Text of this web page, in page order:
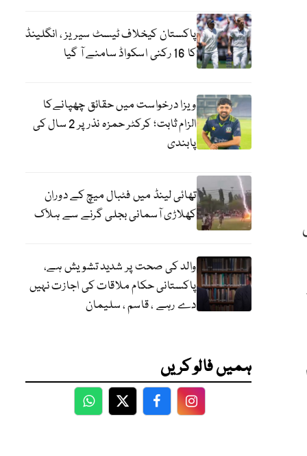
پاکستان کیخلاف ٹیسٹ سیریز ، انگلینڈ
کا 16 رکنی اسکواڈ سامنے آ گیا
ویزا درخواست میں حقائق چھپانےکا
الزام ثابت؛ کرکٹر حمزہ نذر پر 2 سال کی
پابندی
تھائی لینڈ میں فٹبال میچ کے دوران
کھلاڑی آسمانی بجلی گرنے سے ہلاک
والد کی صحت پر شدید تشویش ہے،
پاکستانی حکام ملاقات کی اجازت نہیں
دے رہے ، قاسم ، سلیمان
ہمیں فالو کریں
WhatsApp
TwitterFacebookFacebook